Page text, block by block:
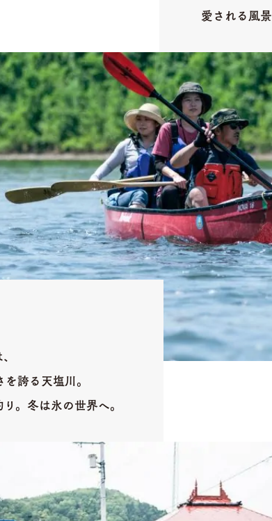
愛される風
誇る天塩川。
。冬は氷の世界へ。